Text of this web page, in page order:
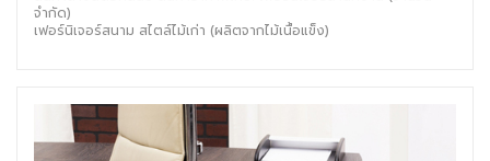
จำกัด)
เฟอร์นิเจอร์สนาม สไตล์ไม้เก่า (ผลิตจากไม้เนื้อแข็ง)